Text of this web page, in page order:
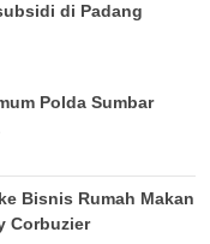
di Padang
Polda Sumbar
Bisnis Rumah Makan
Corbuzier